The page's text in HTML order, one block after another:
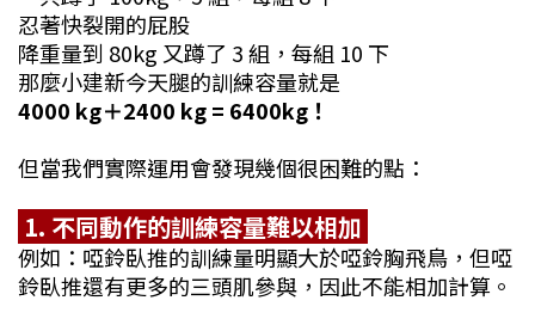
忍著快裂開的屁股
降重量到 80kg 又蹲了 3 組，每組 10 下
那麼小建新今天腿的訓練容量就是
4000 kg＋2400 kg = 6400kg！
但當我們實際運用會發現幾個很困難的點：
1. 不同動作的訓練容量難以相加
例如：啞鈴臥推的訓練量明顯大於啞鈴胸飛鳥，但啞
鈴臥推還有更多的三頭肌參與，因此不能相加計算。